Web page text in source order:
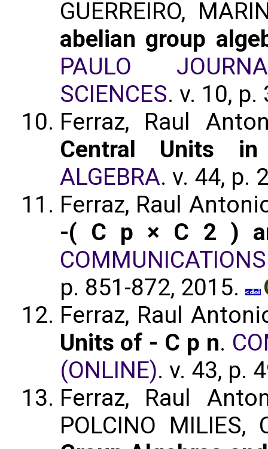
GUERREIRO,
abelian group
PAULO
SCIENCES. v. 10,
Ferraz, Raul
Central Units
ALGEBRA. v. 44, p.
Ferraz, Raul
-( C p × C 2 )
p. 851-872, 2015.
Ferraz, Raul
Units of - C p n.
(ONLINE). v. 43, p.
Ferraz, Raul
POLCINO MILIES,